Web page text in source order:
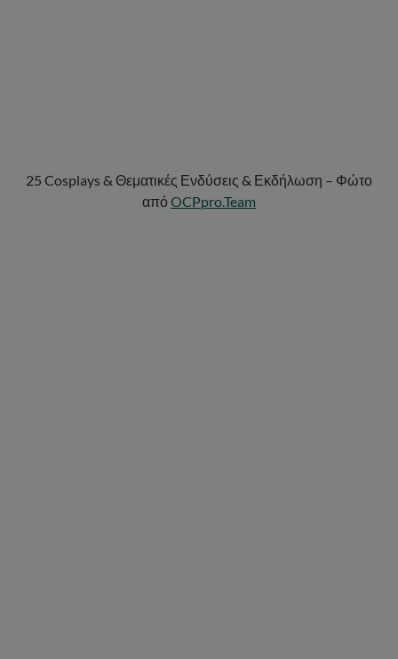
25 Cosplays & Θεματικές Ενδύσεις & Εκδήλωση – Φώτο
από OCPpro.Team